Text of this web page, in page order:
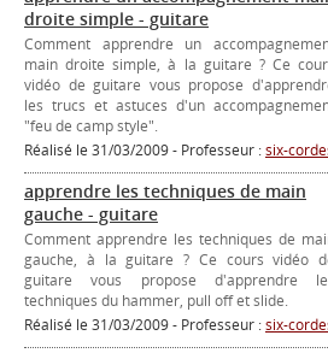
droite simple - guitare
Comment apprendre un
main droite simple, à la guitare ? Ce
vidéo de guitare vous propose
les trucs et astuces d'un
"feu de camp style".
Réalisé le 31/03/2009 - Professeur :six-
apprendre les techniques de main
gauche - guitare
Comment apprendre les techniques de
gauche, à la guitare ? Ce cours vidéo
guitare vous propose d'apprendre
techniques du hammer, pull off et slide.
Réalisé le 31/03/2009 - Professeur :six-